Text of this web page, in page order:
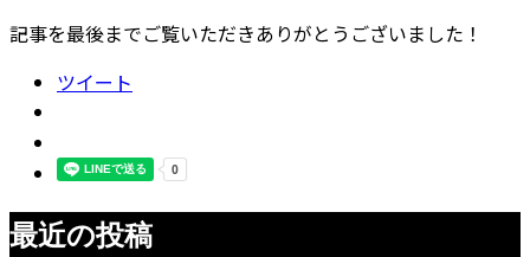
記事を最後までご覧いただきありがとうございました！
ツイート
最近の投稿